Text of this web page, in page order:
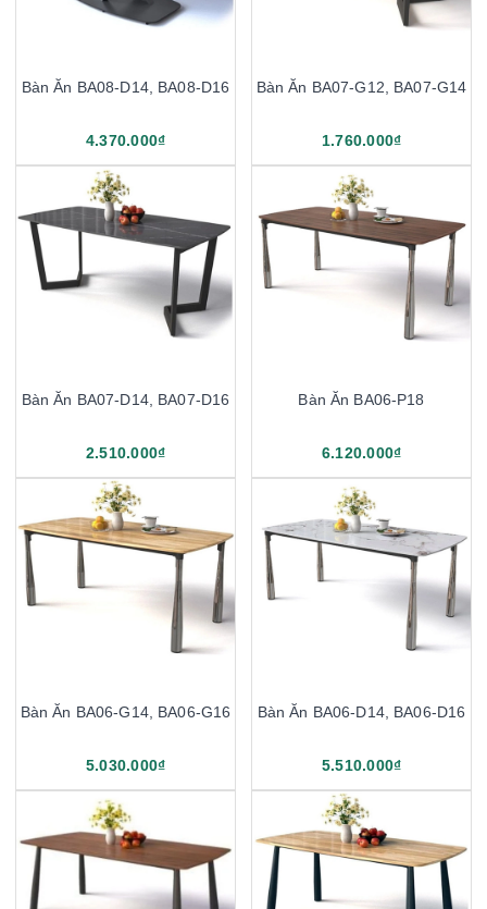
Bàn Ăn BA08-D14, BA08-D16
4.370.000₫
Bàn Ăn BA07-G12, BA07-G14
1.760.000₫
Bàn Ăn BA07-D14, BA07-D16
2.510.000₫
Bàn Ăn BA06-P18
6.120.000₫
Bàn Ăn BA06-G14, BA06-G16
5.030.000₫
Bàn Ăn BA06-D14, BA06-D16
5.510.000₫